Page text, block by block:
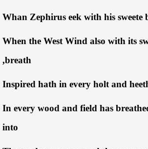
Whan Zephirus eek with his sweete
When the West Wind also with its
breath,
Inspired hath in every holt and
In every wood and field has
into